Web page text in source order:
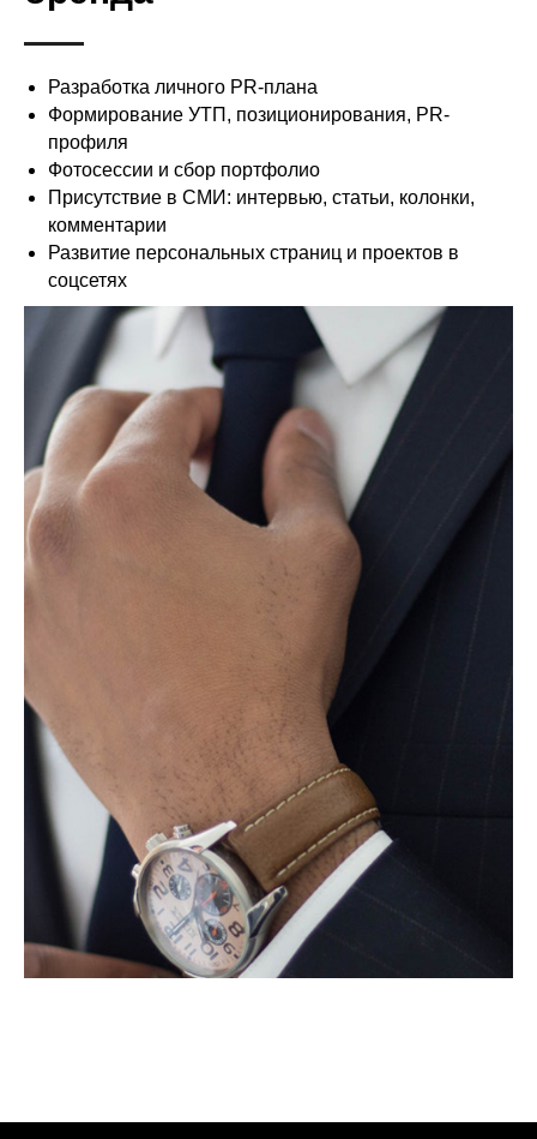
Разработка личного PR-плана
Формирование УТП, позиционирования, PR-
профиля
Фотосессии и сбор портфолио
Присутствие в СМИ: интервью, статьи, колонки,
комментарии
Развитие персональных страниц и проектов в
соцсетях